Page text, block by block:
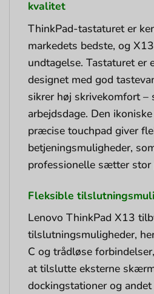
kvalitet
ThinkPad-tastaturet er
markedets bedste, og
undtagelse. Tastaturet er
designet med god
sikrer høj skrivekomfort –
arbejdsdage. Den
præcise touchpad giver
betjeningsmuligheder,
professionelle sætter stor
Fleksible
Lenovo ThinkPad X13
tilslutningsmuligheder,
C og trådløse
at tilslutte eksterne
dockingstationer og